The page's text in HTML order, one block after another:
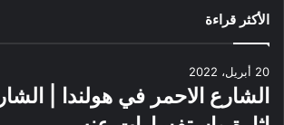
الأكثر قراءة
20 أبريل، 2022
الشارع الاحمر في هولندا |